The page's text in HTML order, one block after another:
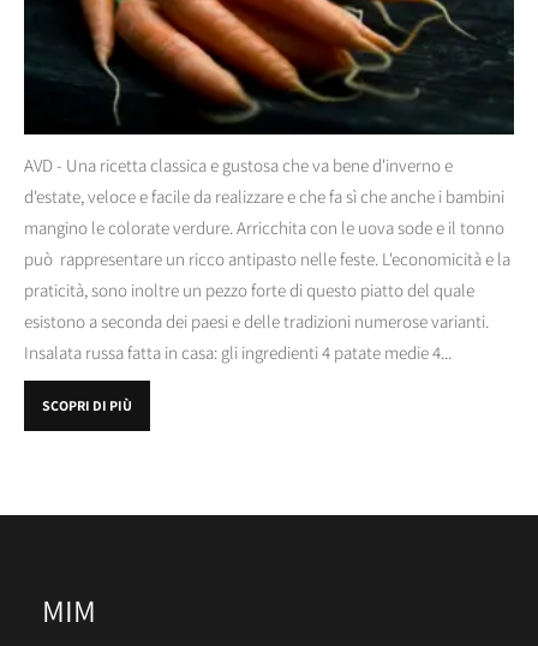
AVD - Una ricetta classica e gustosa che va bene d'inverno e
d'estate, veloce e facile da realizzare e che fa sì che anche i bambini
mangino le colorate verdure. Arricchita con le uova sode e il tonno
può rappresentare un ricco antipasto nelle feste. L'economicità e la
praticità, sono inoltre un pezzo forte di questo piatto del quale
esistono a seconda dei paesi e delle tradizioni numerose varianti.
Insalata russa fatta in casa: gli ingredienti 4 patate medie 4...
SCOPRI DI PIÙ
MIM